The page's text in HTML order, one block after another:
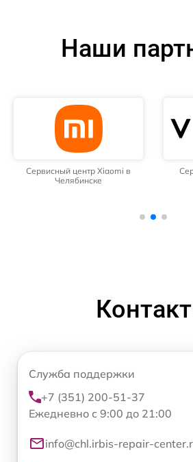
Наши
Сервисный центр Xiaomi в
Челябинске
Служба поддержки
+7 (351) 200-51-37
Ежедневно с 9:00 до 21:00
info@chl.irbis-repair-